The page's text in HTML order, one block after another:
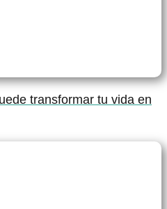
transformar tu vida en